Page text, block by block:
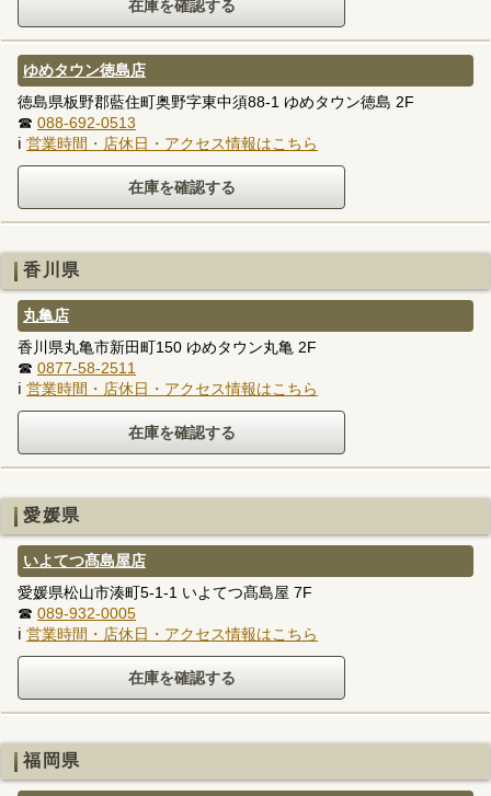
ゆめタウン徳島店
徳島県板野郡藍住町奥野字東中須88-1 ゆめタウン徳島 2F
☎ 088-692-0513
ℹ 営業時間・店休日・アクセス情報はこちら
香川県
丸亀店
香川県丸亀市新田町150 ゆめタウン丸亀 2F
☎ 0877-58-2511
ℹ 営業時間・店休日・アクセス情報はこちら
愛媛県
いよてつ髙島屋店
愛媛県松山市湊町5-1-1 いよてつ髙島屋 7F
☎ 089-932-0005
ℹ 営業時間・店休日・アクセス情報はこちら
福岡県